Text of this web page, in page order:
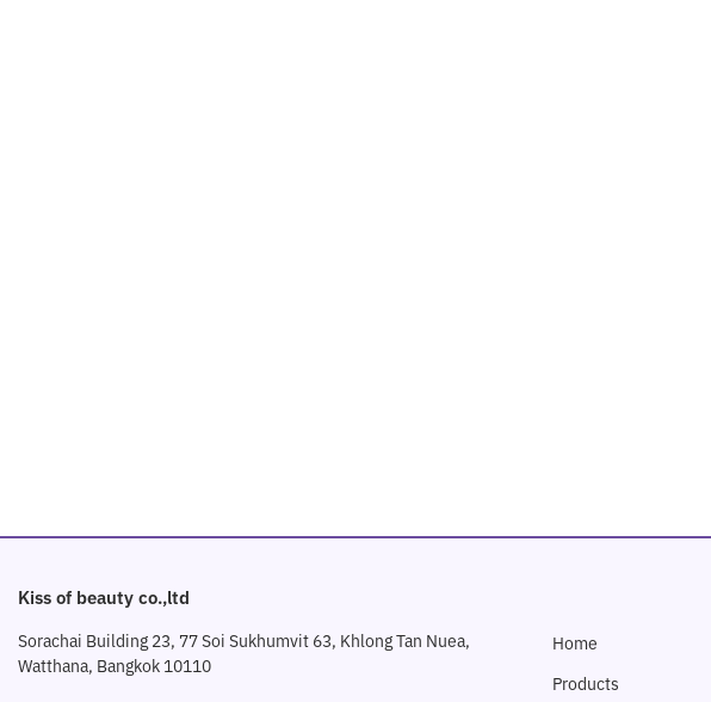
Kiss of beauty co.,ltd
Sorachai Building 23, 77 Soi Sukhumvit 63, Khlong Tan Nuea,
Watthana, Bangkok 10110
Home
Products